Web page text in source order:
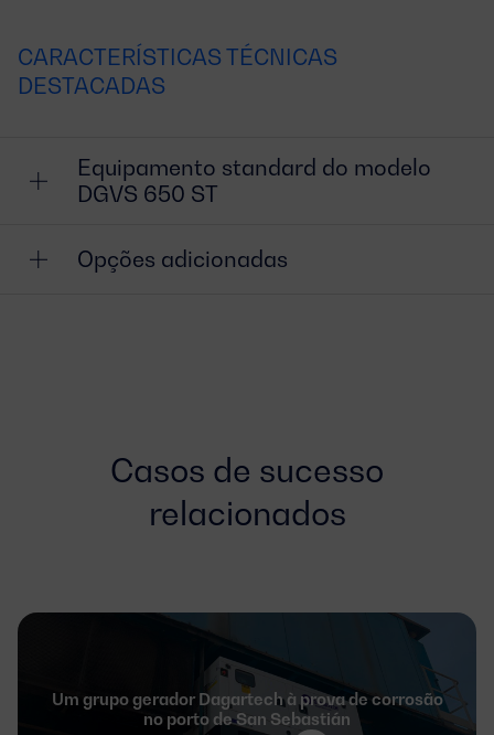
CARACTERÍSTICAS TÉCNICAS
DESTACADAS
Equipamento standard do modelo
DGVS 650 ST
Opções adicionadas
Casos de sucesso
relacionados
Um grupo gerador Dagartech à prova de corrosão
no porto de San Sebastián